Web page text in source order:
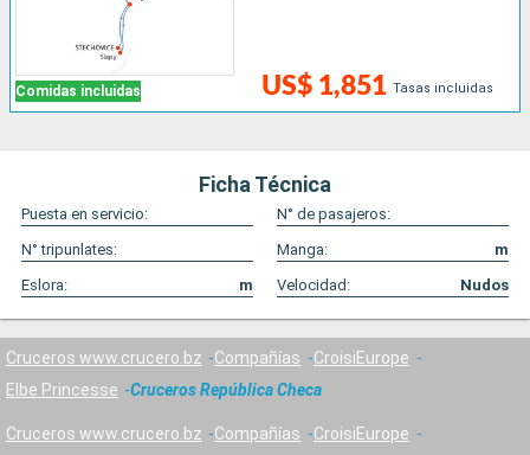
Comidas incluidas US$ 1,851 Tasas incluidas
Ficha Técnica
Puesta en servicio:
N° de pasajeros:
N° tripunlates:
Manga:
m
Eslora:
m Velocidad: Nudos
Cruceros www.crucero.bz Compañías
CroisiEurope
Elbe Princesse
Cruceros República Checa
Cruceros www.crucero.bz Compañías
CroisiEurope